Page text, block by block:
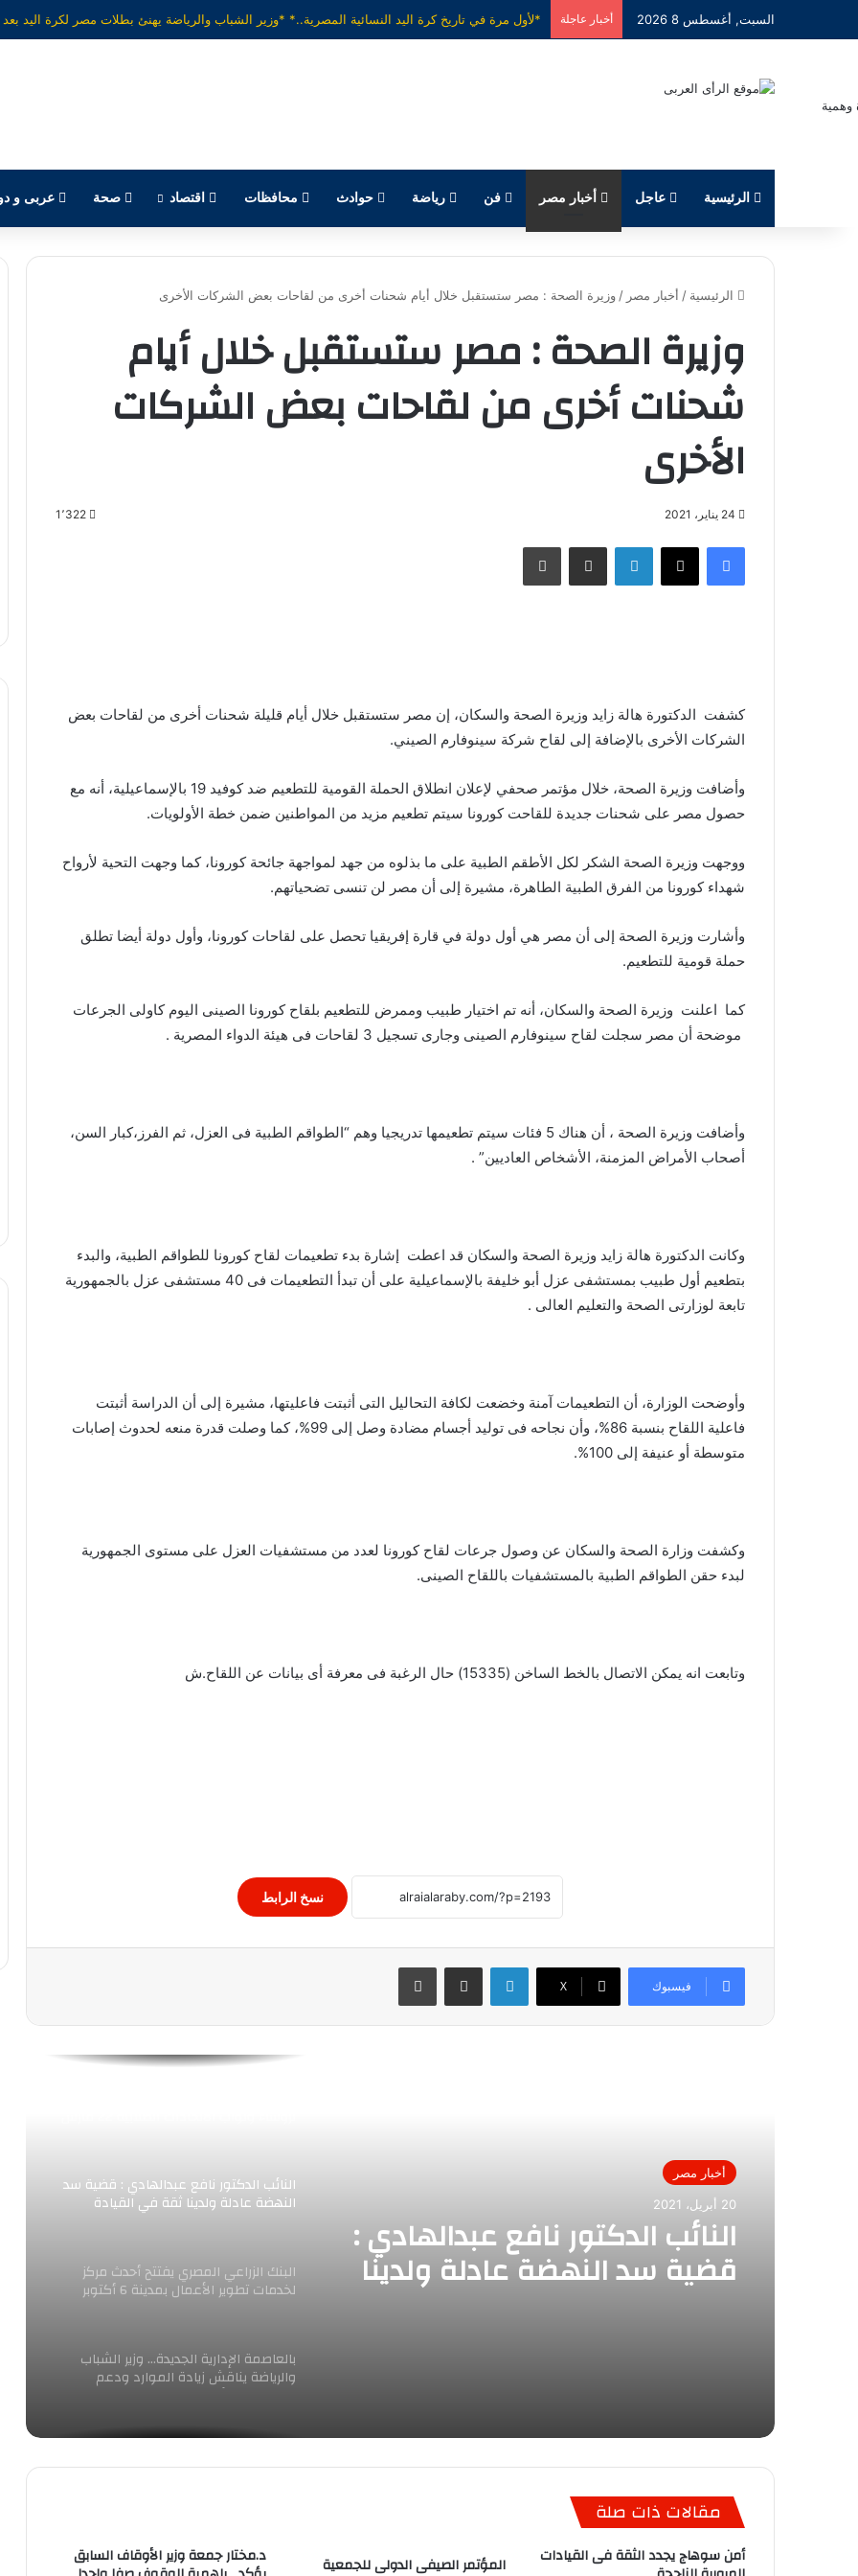
السبت, أغسطس 8 2026 أخبار عاجلة
الرئيسية عاجل أخبار مصر فن رياضة حوادث محافظات اقتصاد صحة عربى و
الرئيسية / أخبار مصر / وزيرة الصحة : مصر ستستقبل خلال أيام شحنات أخرى من لقاحات بعض الشركات الأخرى
وزيرة الصحة : مصر ستستقبل خلال أيام
شحنات أخرى من لقاحات بعض الشركات
الأخرى
24 يناير، 2021 1٬322
فيسبوك X لينكدإن مشاركة عبر البريد طباعة
كشفت الدكتورة هالة زايد وزيرة الصحة والسكان، إن مصر ستستقبل خلال أيام قليلة شحنات أخرى من لقاحات بعض
الشركات الأخرى بالإضافة إلى لقاح شركة سينوفارم الصيني.
وأضافت وزيرة الصحة، خلال مؤتمر صحفي لإعلان انطلاق الحملة القومية للتطعيم ضد كوفيد 19 بالإسماعيلية، أنه مع
حصول مصر على شحنات جديدة للقاحت كورونا سيتم تطعيم مزيد من المواطنين ضمن خطة الأولويات.
ووجهت وزيرة الصحة الشكر لكل الأطقم الطبية على ما بذلوه من جهد لمواجهة جائحة كورونا، كما وجهت التحية لأرواح
شهداء كورونا من الفرق الطبية الطاهرة، مشيرة إلى أن مصر لن تنسى تضحياتهم.
وأشارت وزيرة الصحة إلى أن مصر هي أول دولة في قارة إفريقيا تحصل على لقاحات كورونا، وأول دولة أيضا تطلق
حملة قومية للتطعيم.
كما اعلنت وزيرة الصحة والسكان، أنه تم اختيار طبيب وممرض للتطعيم بلقاح كورونا الصينى اليوم كاولى الجرعات
موضحة أن مصر سجلت لقاح سينوفارم الصينى وجارى تسجيل 3 لقاحات فى هيئة الدواء المصرية .
وأضافت وزيرة الصحة ، أن هناك 5 فئات سيتم تطعيمها تدريجيا وهم “الطواقم الطبية فى العزل، ثم الفرز،كبار السن،
أصحاب الأمراض المزمنة، الأشخاص العاديين” .
وكانت الدكتورة هالة زايد وزيرة الصحة والسكان قد اعطت إشارة بدء تطعيمات لقاح كورونا للطواقم الطبية، والبدء
بتطعيم أول طبيب بمستشفى عزل أبو خليفة بالإسماعيلية على أن تبدأ التطعيمات فى 40 مستشفى عزل بالجمهورية
تابعة لوزارتى الصحة والتعليم العالى .
وأوضحت الوزارة، أن التطعيمات آمنة وخضعت لكافة التحاليل التى أثبتت فاعليتها، مشيرة إلى أن الدراسة أثبتت
فاعلية اللقاح بنسبة 86%، وأن نجاحه فى توليد أجسام مضادة وصل إلى 99%، كما وصلت قدرة منعه لحدوث إصابات
متوسطة أو عنيفة إلى 100%.
وكشفت وزارة الصحة والسكان عن وصول جرعات لقاح كورونا لعدد من مستشفيات العزل على مستوى الجمهورية
لبدء حقن الطواقم الطبية بالمستشفيات باللقاح الصينى.
وتابعت انه يمكن الاتصال بالخط الساخن (15335) حال الرغبة فى معرفة أى بيانات عن اللقاح.ش
نسخ الرابط
فيسبوك X
لينكدإن مشاركة عبر البريد طباعة
أخبار مصر
20 أبريل، 2021
النائب الدكتور نافع عبدالهادي :
قضية سد النهضة عادلة ولدينا
ثقة في القيادة السياسية لا
بنك التعمير والإسكان يطلق شركة التعمير
والإسكان للتسويق العقاري
الأعلى للجامعات الخاصة يعلن عقد
الامتحانات السبت المقبل ومد الدراسة 3
مسابقات الباليه حول العالم
النائب الدكتور نافع عبدالهادي : قضية سد
النهضة عادلة ولدينا ثقة في القيادة
البنك الزراعي المصري يفتتح أحدث مركز
لخدمات تطوير الأعمال بمدينة 6 أكتوبر
بالعاصمة الإدارية الجديدة… وزير الشباب
والرياضة يناقش زيادة الموارد ودعم
المواهب والأبطال الاولمبيين بصندوق
بفيروس كورونا.. و29 وفاة
والإسكان للتسويق العقاري
مقالات ذات صلة
أمن سوهاج يجدد الثقة فى القيادات المؤتمر الصيفى الدولى للجمعية د.مختار جمعة وزير الأوقاف السابق